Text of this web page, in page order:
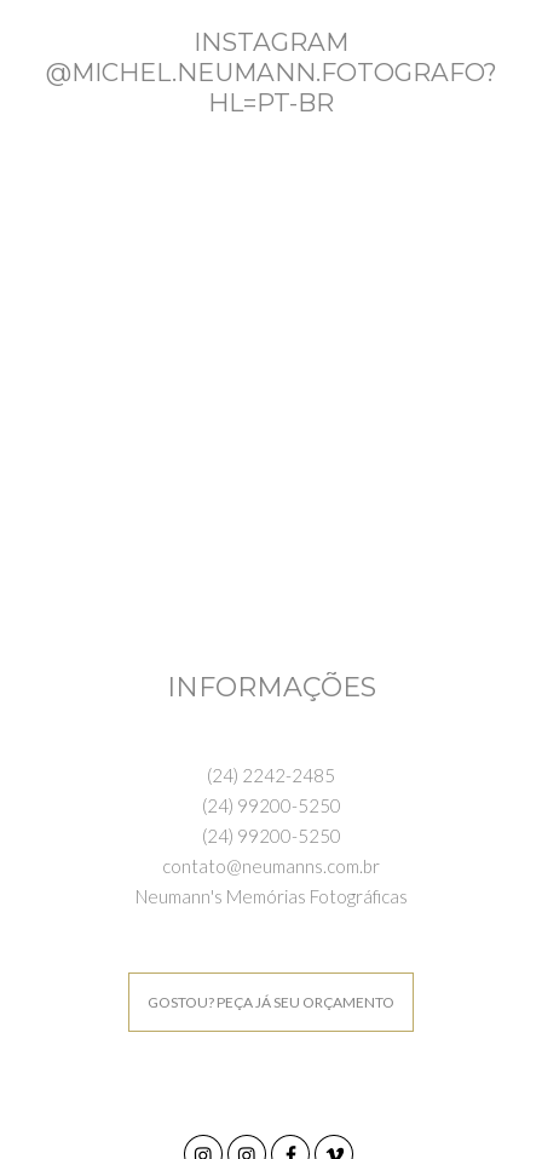
INSTAGRAM
@MICHEL.NEUMANN.FOTOGRAFO?
HL=PT-BR
INFORMAÇÕES
(24) 2242-2485
(24) 99200-5250
(24) 99200-5250
contato@neumanns.com.br
Neumann's Memórias Fotográficas
GOSTOU? PEÇA JÁ SEU ORÇAMENTO